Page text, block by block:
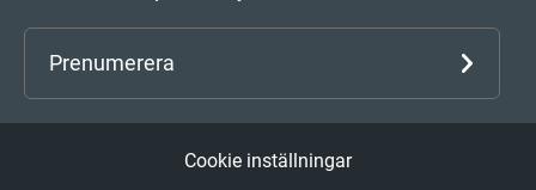
Prenumerera
Cookie inställningar